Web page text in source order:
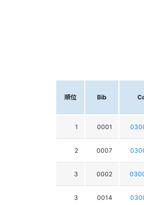
順位 Bib
1 0001
2 0007
3 0002
3 0014